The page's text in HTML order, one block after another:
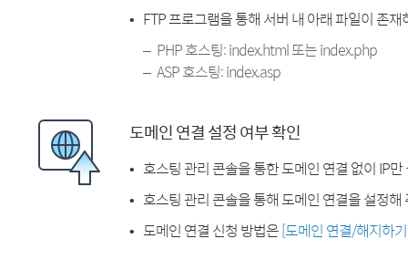
FTP 프로그램을 통해 서버 내 아래 파일이 존
PHP 호스팅: index.html 또는 index.php
ASP 호스팅: index.asp
도메인 연결 설정 여부 확인
호스팅 관리 콘솔을 통한 도메인 연결 없이 IP
호스팅 관리 콘솔을 통해 도메인 연결을 설정해
도메인 연결 신청 방법은[도메인 연결/해지하